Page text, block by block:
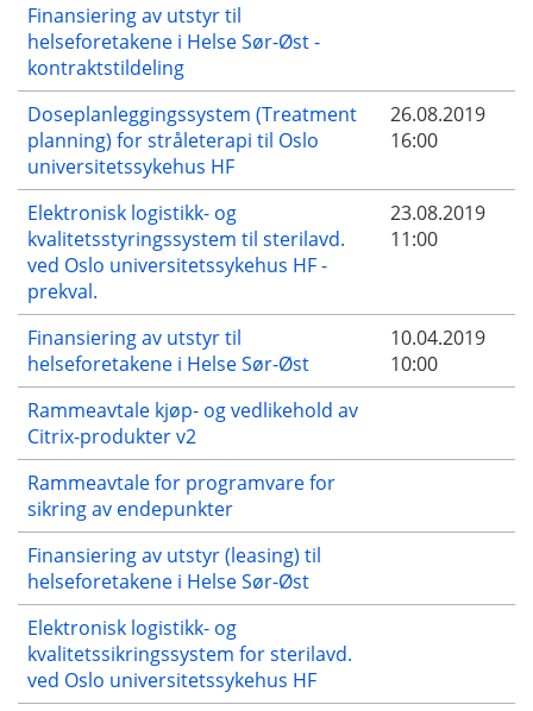
Finansiering av utstyr til
helseforetakene i Helse Sør-Øst -
kontraktstildeling
Doseplanleggingssystem (Treatment
planning) for stråleterapi til Oslo
universitetssykehus HF
26.08.2019
16:00
Elektronisk logistikk- og
kvalitetsstyringssystem til sterilavd.
ved Oslo universitetssykehus HF -
prekval.
23.08.2019
11:00
Finansiering av utstyr til
helseforetakene i Helse Sør-Øst
10.04.2019
10:00
Rammeavtale kjøp- og vedlikehold av
Citrix-produkter v2
Rammeavtale for programvare for
sikring av endepunkter
Finansiering av utstyr (leasing) til
helseforetakene i Helse Sør-Øst
Elektronisk logistikk- og
kvalitetssikringssystem for sterilavd.
ved Oslo universitetssykehus HF